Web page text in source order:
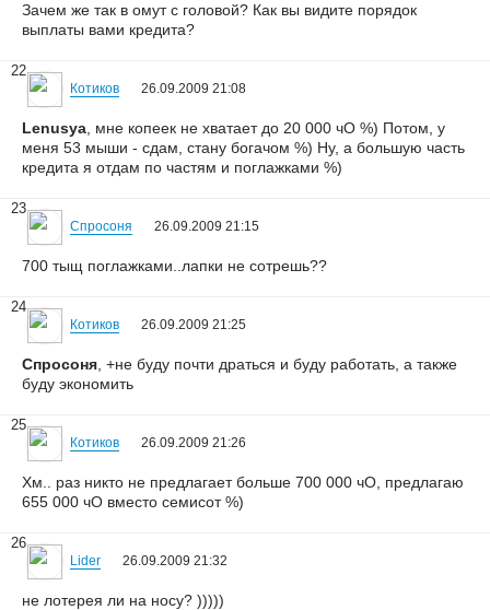
Зачем же так в омут с головой? Как вы видите порядок
выплаты вами кредита?
22
Котиков 26.09.2009 21:08
Lenusya , мне копеек не хватает до 20 000 чО %) Потом, у
меня 53 мыши - сдам, стану богачом %) Ну, а большую часть
кредита я отдам по частям и поглажками %)
23
Спросоня 26.09.2009 21:15
700 тыщ поглажками..лапки не сотрешь??
24
Котиков 26.09.2009 21:25
Спросоня , +не буду почти драться и буду работать, а также
буду экономить
25
Котиков 26.09.2009 21:26
Хм.. раз никто не предлагает больше 700 000 чО, предлагаю
655 000 чО вместо семисот %)
26
Lider 26.09.2009 21:32
не лотерея ли на носу? )))))